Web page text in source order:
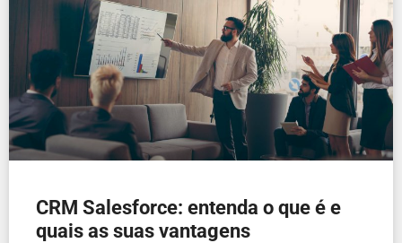
CRM Salesforce: entenda o que é e
quais as suas vantagens